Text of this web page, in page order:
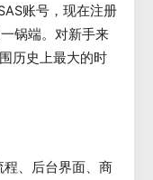
账号，现在注册
锅端。对新手来
历史上最大的时
、后台界面、商